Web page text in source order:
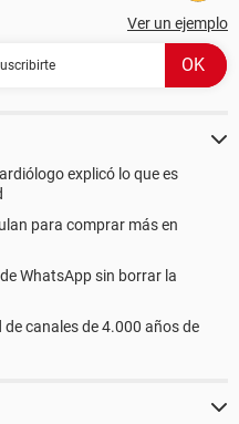
Ver un ejemplo
explicó lo que es
para comprar más en
WhatsApp sin borrar la
canales de 4.000 años de